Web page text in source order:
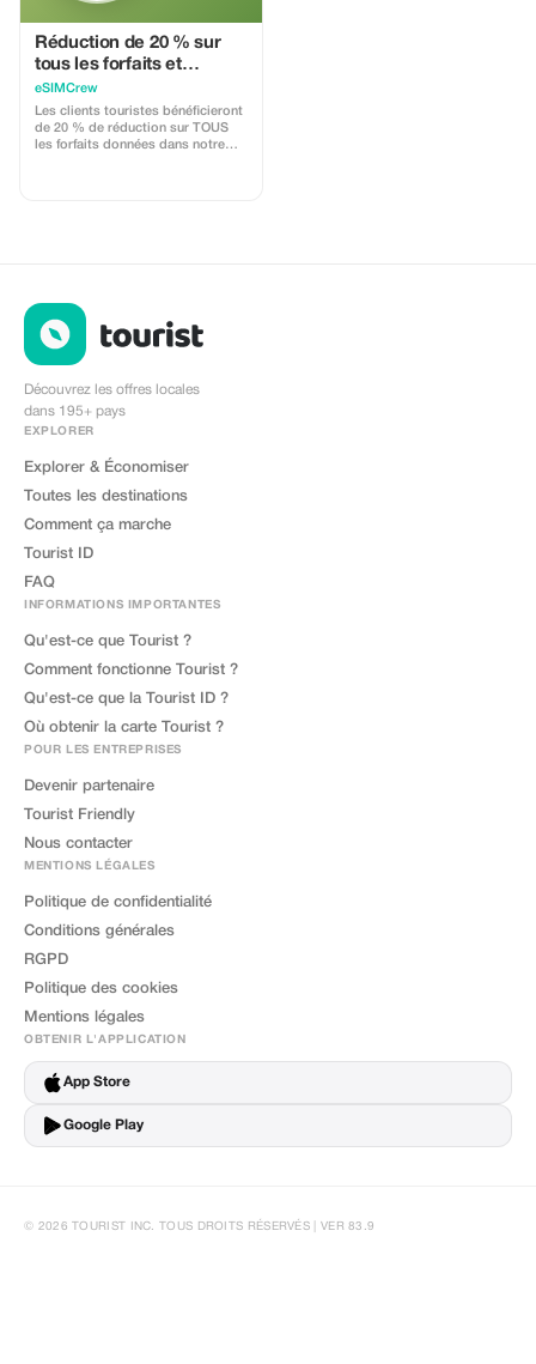
Réduction de 20 % sur
tous les forfaits et
rechargements pour
clients touristes -
utilisations multiples
eSIMCrew
Les clients touristes bénéficieront
de 20 % de réduction sur TOUS
les forfaits données dans notre
l'appli. La carte SIM électronique
s'installe facilement en un seul
clic.
Découvrez les offres locales
dans 195+ pays
EXPLORER
Explorer & Économiser
Toutes les destinations
Comment ça marche
Tourist ID
FAQ
INFORMATIONS IMPORTANTES
Qu'est-ce que Tourist ?
Comment fonctionne Tourist ?
Qu'est-ce que la Tourist ID ?
Où obtenir la carte Tourist ?
POUR LES ENTREPRISES
Devenir partenaire
Tourist Friendly
Nous contacter
MENTIONS LÉGALES
Politique de confidentialité
Conditions générales
RGPD
Politique des cookies
Mentions légales
OBTENIR L'APPLICATION
App Store
Google Play
© 2026 TOURIST INC. TOUS DROITS RÉSERVÉS | VER 83.9